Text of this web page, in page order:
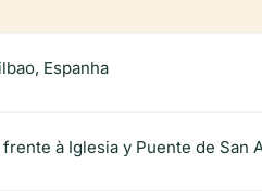
Espanha
à Iglesia y Puente de